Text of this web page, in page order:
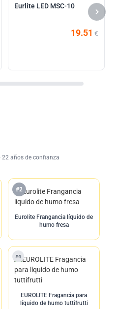
Eurlite LED MSC-10
19.51 €
22 años de confianza
#2
Eurolite Frangancia líquido de
humo fresa
#4
EUROLITE Fragancia para
líquido de humo tuttifrutti